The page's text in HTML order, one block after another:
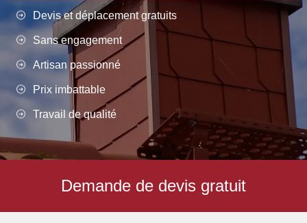
Devis et déplacement gratuits
Sans engagement
Artisan passionné
Prix imbattable
Travail de qualité
Demande de devis gratuit